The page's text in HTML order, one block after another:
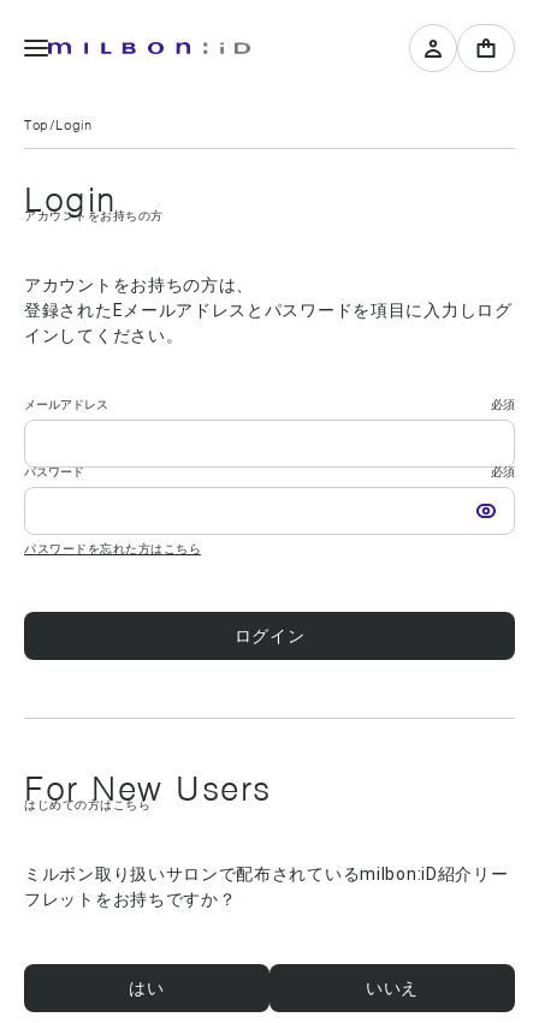
Top Login
Login
アカウントをお持ちの方
アカウントをお持ちの方は、
登録されたEメールアドレスとパスワードを項目に入力しログ
インしてください。
メールアドレス 必須
パスワード 必須
パスワードを忘れた方はこちら
ログイン
For New Users
はじめての方はこちら
ミルボン取り扱いサロンで配布されているmilbon:iD紹介リー
フレットをお持ちですか？
はい いいえ